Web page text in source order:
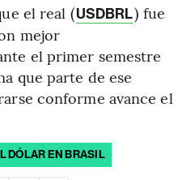
el real (USDBRL) fue
mejor
el primer semestre
que parte de ese
conforme avance el
DÓLAR EN BRASIL